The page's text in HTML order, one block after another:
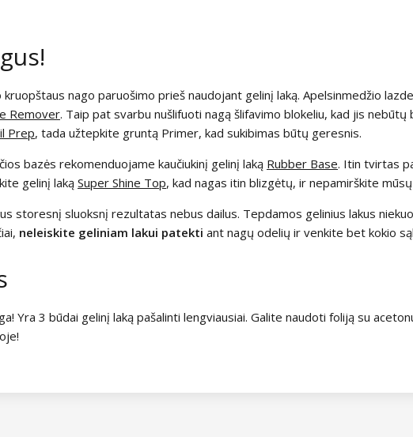
nago paruošimo prieš naudojant gelinį laką. Apelsinmedžio
Remover. Taip pat svarbu nušlifuoti nagą šlifavimo blokeliu, kad jis nebūtų
Prep, tada užtepkite gruntą Primer, kad sukibimas būtų geresnis.
bazės rekomenduojame kaučiukinį gelinį laką Rubber Base. Itin tvirtas
gelinį laką Super Shine Top, kad nagas itin blizgėtų, ir nepamirškite
storesnį sluoksnį rezultatas nebus dailus. Tepdamos gelinius lakus
neleiskite geliniam lakui patekti ant nagų odelių ir venkite bet kokio
Yra 3 būdai gelinį laką pašalinti lengviausiai. Galite naudoti foliją su